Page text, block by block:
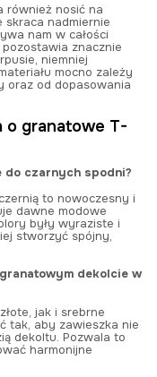
również nosić na
skraca nadmiernie
nam w całości
znacznie
niemniej
mocno zależy
oraz od dopasowania
o granatowe T-
czarnych spodni?
to nowoczesny i
dawne modowe
były wyraziste i
stworzyć spójny,
dekolcie w
jak i srebrne
tak, aby zawieszka nie
dekoltu. Pozwala to
harmonijne